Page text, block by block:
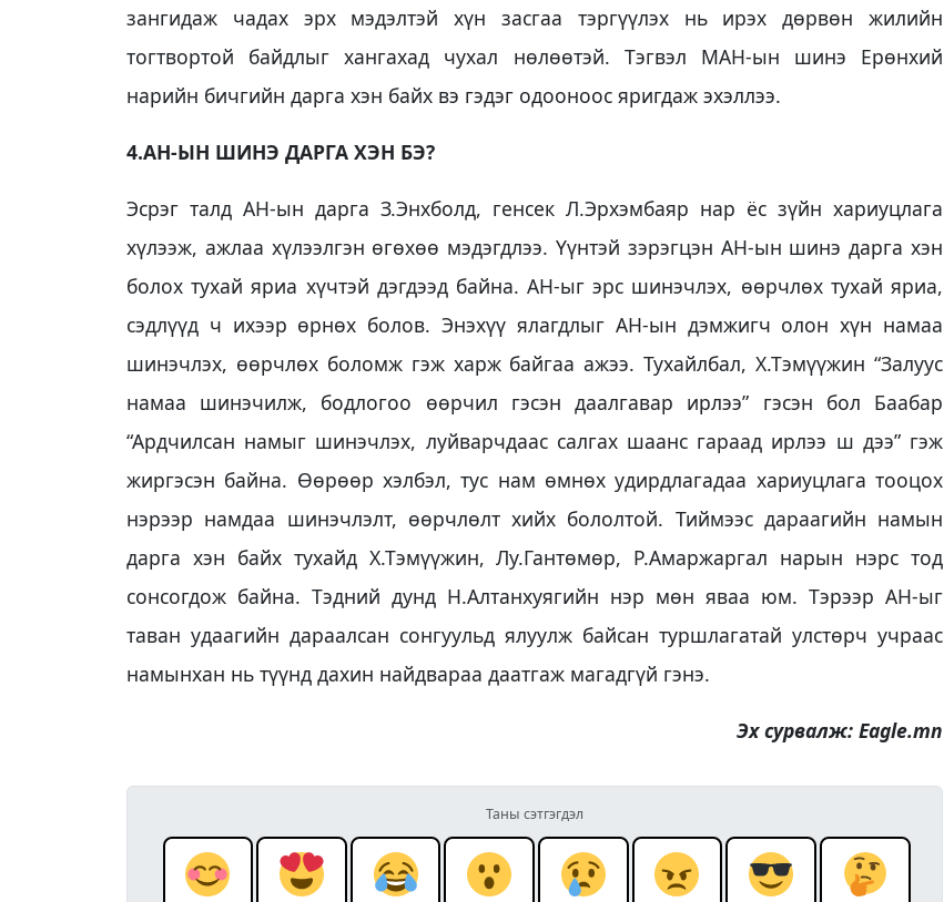
зангидаж чадах эрх мэдэлтэй хүн засгаа тэргүүлэх нь ирэх дөрвөн жилийн
тогтвортой байдлыг хангахад чухал нөлөөтэй. Тэгвэл МАН-ын шинэ Ерөнхий
нарийн бичгийн дарга хэн байх вэ гэдэг одооноос яригдаж эхэллээ.
4.АН-ЫН ШИНЭ ДАРГА ХЭН БЭ?
Эсрэг талд АН-ын дарга З.Энхболд, генсек Л.Эрхэмбаяр нар ёс зүйн хариуцлага
хүлээж, ажлаа хүлээлгэн өгөхөө мэдэгдлээ. Үүнтэй зэрэгцэн АН-ын шинэ дарга хэн
болох тухай яриа хүчтэй дэгдээд байна. АН-ыг эрс шинэчлэх, өөрчлөх тухай яриа,
сэдлүүд ч ихээр өрнөх болов. Энэхүү ялагдлыг АН-ын дэмжигч олон хүн намаа
шинэчлэх, өөрчлөх боломж гэж харж байгаа ажээ. Тухайлбал, Х.Тэмүүжин “Залуус
намаа шинэчилж, бодлогоо өөрчил гэсэн даалгавар ирлээ” гэсэн бол Баабар
“Ардчилсан намыг шинэчлэх, луйварчдаас салгах шаанс гараад ирлээ ш дээ” гэж
жиргэсэн байна. Өөрөөр хэлбэл, тус нам өмнөх удирдлагадаа хариуцлага тооцох
нэрээр намдаа шинэчлэлт, өөрчлөлт хийх бололтой. Тиймээс дараагийн намын
дарга хэн байх тухайд Х.Тэмүүжин, Лу.Гантөмөр, Р.Амаржаргал нарын нэрс тод
сонсогдож байна. Тэдний дунд Н.Алтанхуягийн нэр мөн яваа юм. Тэрээр АН-ыг
таван удаагийн дараалсан сонгуульд ялуулж байсан туршлагатай улстөрч учраас
намынхан нь түүнд дахин найдвараа даатгаж магадгүй гэнэ.
Эх сурвалж: Eagle.mn
Таны сэтгэгдэл